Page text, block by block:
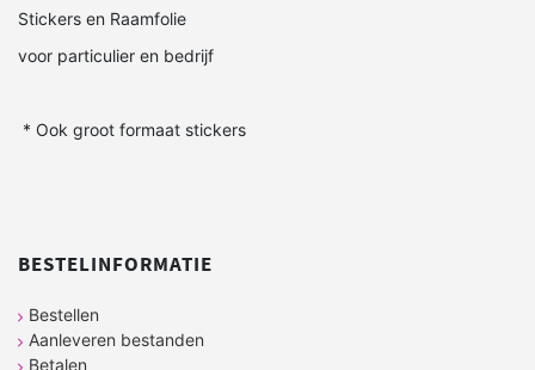
Stickers en Raamfolie
voor particulier en bedrijf
* Ook groot formaat stickers
BESTELINFORMATIE
Bestellen
Aanleveren bestanden
Betalen